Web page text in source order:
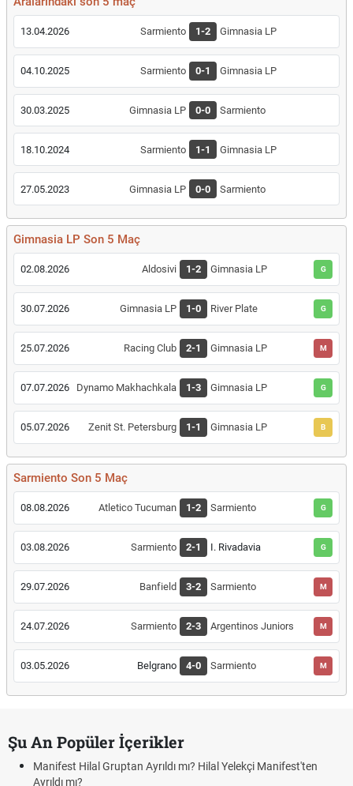
13.04.2026 Sarmiento 1-2 Gimnasia LP
04.10.2025 Sarmiento 0-1 Gimnasia LP
30.03.2025 Gimnasia LP 0-0 Sarmiento
18.10.2024 Sarmiento 1-1 Gimnasia LP
27.05.2023 Gimnasia LP 0-0 Sarmiento
Gimnasia LP Son 5 Maç
02.08.2026 Aldosivi 1-2 Gimnasia LP G
30.07.2026 Gimnasia LP 1-0 River Plate G
25.07.2026 Racing Club 2-1 Gimnasia LP M
07.07.2026 Dynamo Makhachkala 1-3 Gimnasia LP G
05.07.2026 Zenit St. Petersburg 1-1 Gimnasia LP B
Sarmiento Son 5 Maç
08.08.2026 Atletico Tucuman 1-2 Sarmiento G
03.08.2026 Sarmiento 2-1 I. Rivadavia G
29.07.2026 Banfield 3-2 Sarmiento M
24.07.2026 Sarmiento 2-3 Argentinos Juniors M
03.05.2026 Belgrano 4-0 Sarmiento M
Şu An Popüler İçerikler
Manifest Hilal Gruptan Ayrıldı mı? Hilal Yelekçi Manifest'ten
Ayrıldı mı?